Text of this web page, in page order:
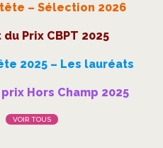
– Sélection 2026
Prix CBPT 2025
2025 – Les lauréats
Hors Champ 2025
VOIR TOUS